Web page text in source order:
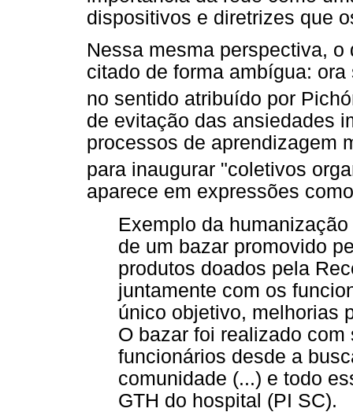
dispositivos e diretrizes que
Nessa mesma perspectiva,
citado de forma ambígua:
no sentido atribuído por
de evitação das ansiedades
processos de aprendizagem
para inaugurar "coletivos
aparece em expressões
Exemplo da
de um bazar promovido
produtos doados pela
juntamente com os
único objetivo, melhorias
O bazar foi realizado
funcionários desde a
comunidade (...) e todo
GTH do hospital (PI SC).